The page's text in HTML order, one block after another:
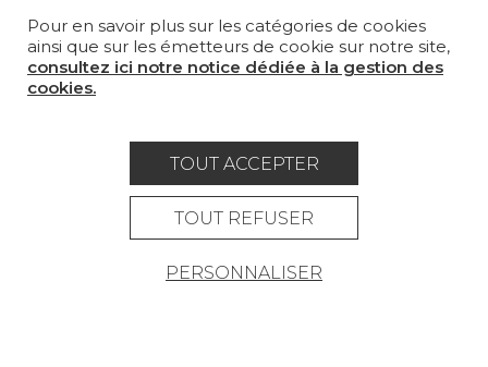
MAGAZINE
LA MAISON
Pour en savoir plus sur les catégories de cookies
ainsi que sur les émetteurs de cookie sur notre site,
consultez ici notre notice dédiée à la gestion des
cookies.
TOUT ACCEPTER
TOUT REFUSER
PERSONNALISER